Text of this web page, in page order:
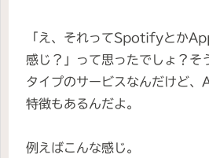
「え、それってSpotifyとか
感じ？」って思ったでしょ？そ
タイプのサービスなんだけど
特徴もあるんだよ。
例えばこんな感じ。